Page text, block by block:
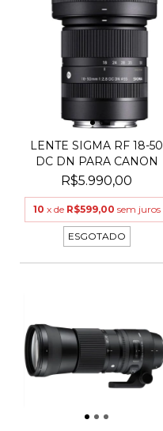
LENTE SIGMA RF 18-50
DC DN PARA CANON
R$5.990,00
10 x de R$599,00 sem juros
ESGOTADO